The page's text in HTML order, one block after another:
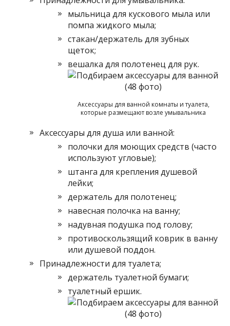
мыльница для кускового мыла или
помпа жидкого мыла;
стакан/держатель для зубных
щеток;
вешалка для полотенец для рук.
Аксессуары для ванной комнаты и туалета,
которые размещают возле умывальника
Аксессуары для душа или ванной:
полочки для моющих средств (часто
используют угловые);
штанга для крепления душевой
лейки;
держатель для полотенец;
навесная полочка на ванну;
надувная подушка под голову;
противоскользящий коврик в ванну
или душевой поддон.
Принадлежности для туалета;
держатель туалетной бумаги;
туалетный ершик.